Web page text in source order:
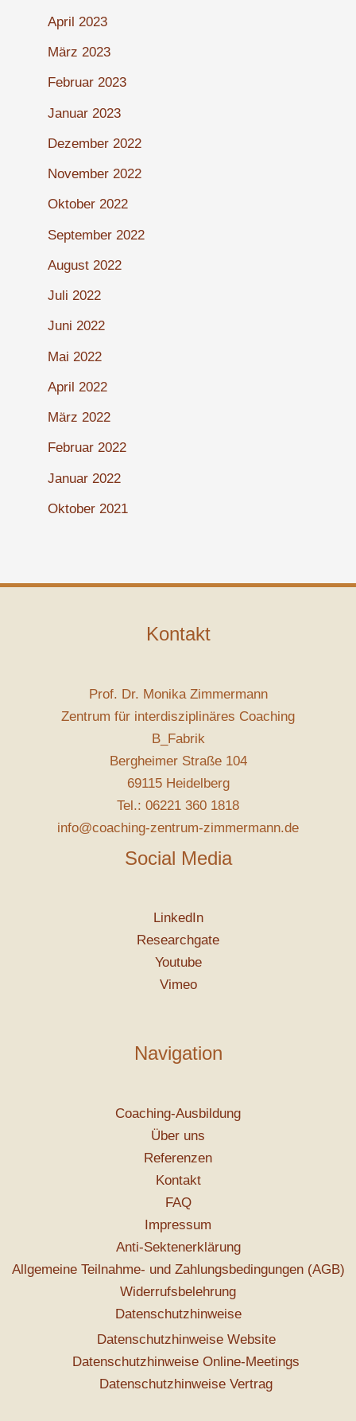
April 2023
März 2023
Februar 2023
Januar 2023
Dezember 2022
November 2022
Oktober 2022
September 2022
August 2022
Juli 2022
Juni 2022
Mai 2022
April 2022
März 2022
Februar 2022
Januar 2022
Oktober 2021
Kontakt
Prof. Dr. Monika Zimmermann
Zentrum für interdisziplinäres Coaching
B_Fabrik
Bergheimer Straße 104
69115 Heidelberg
Tel.: 06221 360 1818
info@coaching-zentrum-zimmermann.de
Social Media
LinkedIn
Researchgate
Youtube
Vimeo
Navigation
Coaching-Ausbildung
Über uns
Referenzen
Kontakt
FAQ
Impressum
Anti-Sektenerklärung
Allgemeine Teilnahme- und Zahlungsbedingungen (AGB)
Widerrufsbelehrung
Datenschutzhinweise
Datenschutzhinweise Website
Datenschutzhinweise Online-Meetings
Datenschutzhinweise Vertrag